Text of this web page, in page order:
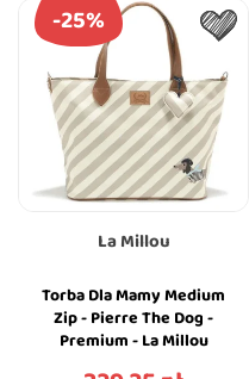
La Millou
Torba Dla Mamy Medium
Zip - Pierre The Dog -
Premium - La Millou
-25%